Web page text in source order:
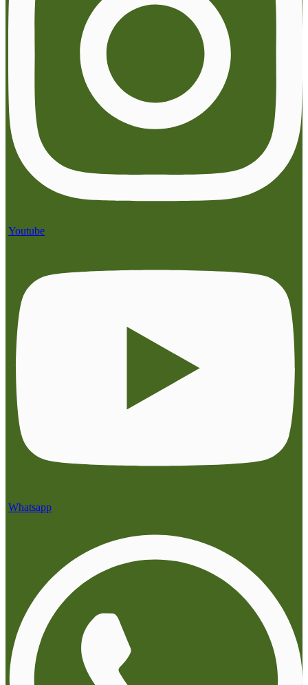
Youtube
Whatsapp